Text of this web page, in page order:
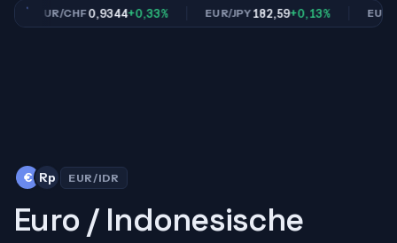
EUR/CHF0,9344+0,33% EUR/JPY182,59+0,13% EUR/TL
€ Rp EUR/IDR
Euro / Indonesische